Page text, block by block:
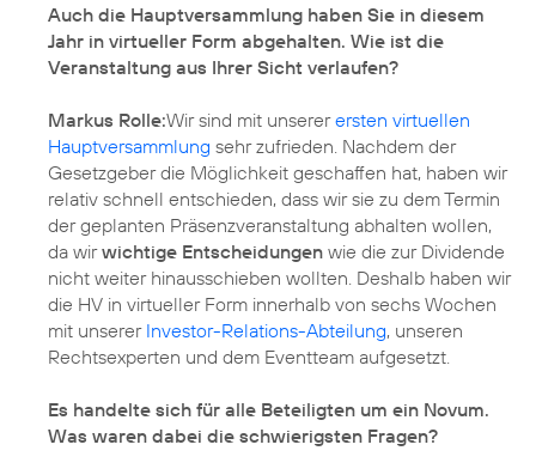
Auch die Hauptversammlung haben Sie in diesem
Jahr in virtueller Form abgehalten. Wie ist die
Veranstaltung aus Ihrer Sicht verlaufen?
Markus Rolle:Wir sind mit unsererersten virtuellen
Hauptversammlung sehr zufrieden. Nachdem der
Gesetzgeber die Möglichkeit geschaffen hat, haben wir
relativ schnell entschieden, dass wir sie zu dem Termin
der geplanten Präsenzveranstaltung abhalten wollen,
da wirwichtige Entscheidungen wie die zur Dividende
nicht weiter hinausschieben wollten. Deshalb haben wir
die HV in virtueller Form innerhalb von sechs Wochen
mit unserer Investor-Relations-Abteilung, unseren
Rechtsexperten und dem Eventteam aufgesetzt.
Es handelte sich für alle Beteiligten um ein Novum.
Was waren dabei die schwierigsten Fragen?